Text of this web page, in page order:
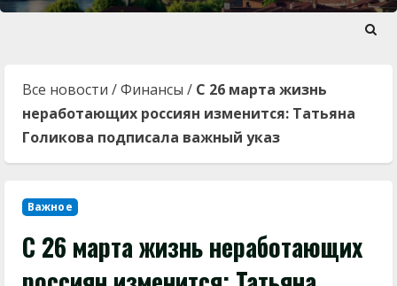
Все новости /Финансы / С 26 марта жизнь
неработающих россиян изменится: Татьяна
Голикова подписала важный указ
Важное
С 26 марта жизнь неработающих